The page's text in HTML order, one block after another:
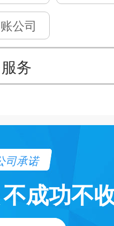
公司
务
司承诺
不成功不